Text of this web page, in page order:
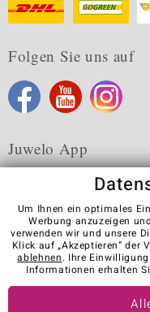
Folgen Sie uns auf
Juwelo App
Karriere AGB
Kontakt
Visit our
Um Ihnen ein optimales
Werbung anzuzeigen
verwenden wir und unsere
Klick auf „Akzeptieren“ der
ablehnen. Ihre
Informationen erhalten